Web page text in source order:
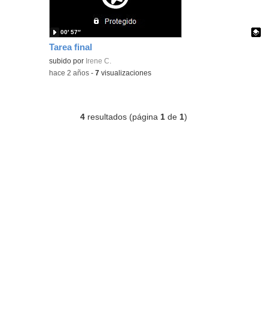
Tarea final
Contenido educativo.
subido por Irene C.
00′ 57″
-hace 2 años -7 visualizaciones
4 resultados (página 1 de 1)